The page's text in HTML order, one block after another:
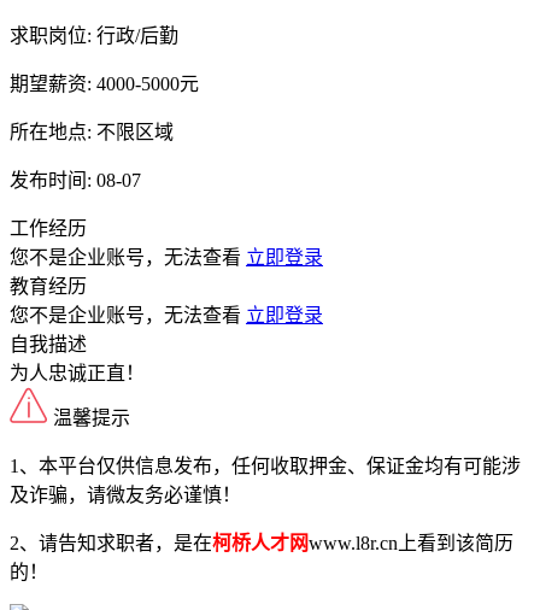
求职岗位: 行政/后勤
期望薪资: 4000-5000元
所在地点: 不限区域
发布时间: 08-07
工作经历
您不是企业账号，无法查看 立即登录
教育经历
您不是企业账号，无法查看 立即登录
自我描述
为人忠诚正直！
温馨提示
1、本平台仅供信息发布，任何收取押金、保证金均有可能涉
及诈骗，请微友务必谨慎！
2、请告知求职者，是在柯桥人才网www.l8r.cn上看到该简历
的！